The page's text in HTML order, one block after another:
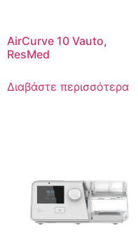
AirCurve 10 Vauto,
ResMed
Διαβάστε περισσότερα